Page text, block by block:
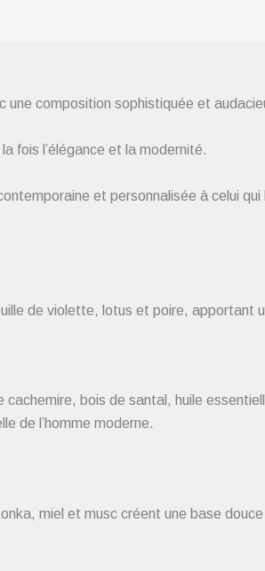
une composition sophistiquée et
fois l’élégance et la modernité.
et personnalisée à celui
de violette, lotus et poire, apportant
cachemire, bois de santal, huile
de l’homme moderne.
miel et musc créent une base